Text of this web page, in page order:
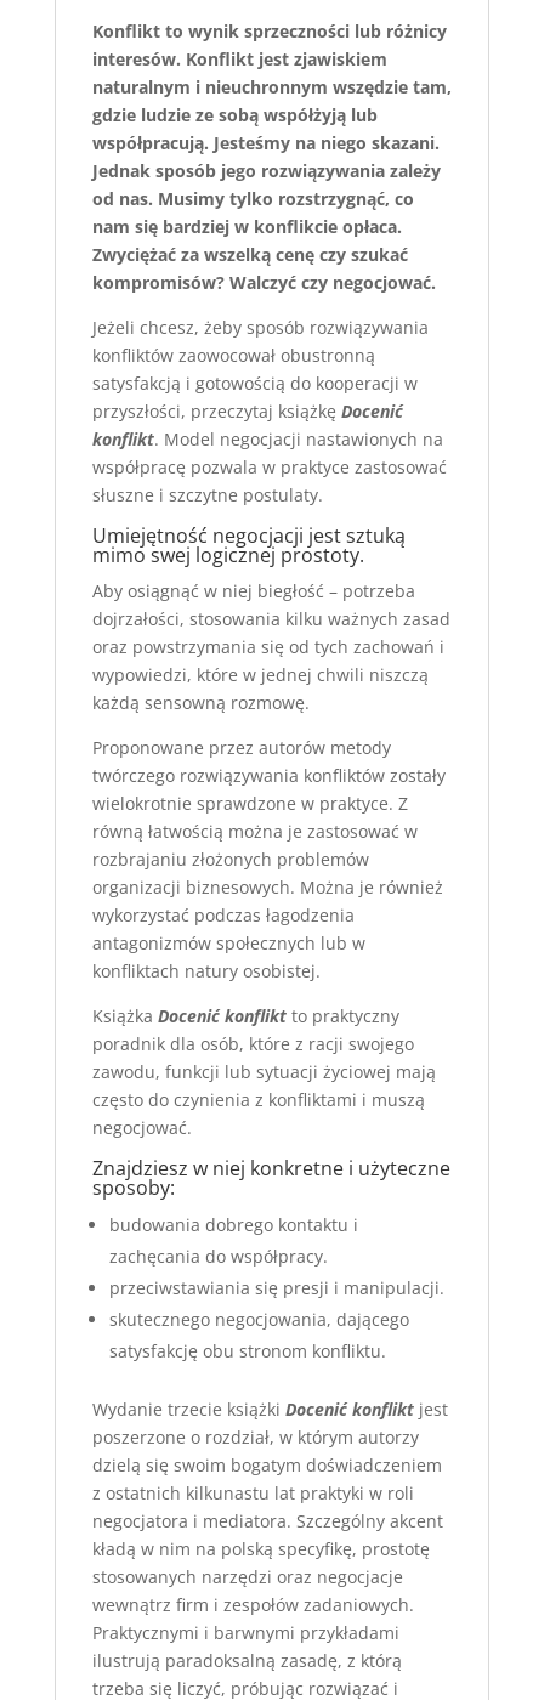
Konflikt to wynik sprzeczności lub różnicy
interesów. Konflikt jest zjawiskiem
naturalnym i nieuchronnym wszędzie tam,
gdzie ludzie ze sobą współżyją lub
współpracują. Jesteśmy na niego skazani.
Jednak sposób jego rozwiązywania zależy
od nas. Musimy tylko rozstrzygnąć, co
nam się bardziej w konflikcie opłaca.
Zwyciężać za wszelką cenę czy szukać
kompromisów? Walczyć czy negocjować.
Jeżeli chcesz, żeby sposób rozwiązywania
konfliktów zaowocował obustronną
satysfakcją i gotowością do kooperacji w
przyszłości, przeczytaj książkę Docenić
konflikt. Model negocjacji nastawionych na
współpracę pozwala w praktyce zastosować
słuszne i szczytne postulaty.
Umiejętność negocjacji jest sztuką
mimo swej logicznej prostoty.
Aby osiągnąć w niej biegłość – potrzeba
dojrzałości, stosowania kilku ważnych zasad
oraz powstrzymania się od tych zachowań i
wypowiedzi, które w jednej chwili niszczą
każdą sensowną rozmowę.
Proponowane przez autorów metody
twórczego rozwiązywania konfliktów zostały
wielokrotnie sprawdzone w praktyce. Z
równą łatwością można je zastosować w
rozbrajaniu złożonych problemów
organizacji biznesowych. Można je również
wykorzystać podczas łagodzenia
antagonizmów społecznych lub w
konfliktach natury osobistej.
Książka Docenić konflikt to praktyczny
poradnik dla osób, które z racji swojego
zawodu, funkcji lub sytuacji życiowej mają
często do czynienia z konfliktami i muszą
negocjować.
Znajdziesz w niej konkretne i użyteczne
sposoby:
budowania dobrego kontaktu i
zachęcania do współpracy.
przeciwstawiania się presji i manipulacji.
skutecznego negocjowania, dającego
satysfakcję obu stronom konfliktu.
Wydanie trzecie książki Docenić konflikt jest
poszerzone o rozdział, w którym autorzy
dzielą się swoim bogatym doświadczeniem
z ostatnich kilkunastu lat praktyki w roli
negocjatora i mediatora. Szczególny akcent
kładą w nim na polską specyfikę, prostotę
stosowanych narzędzi oraz negocjacje
wewnątrz firm i zespołów zadaniowych.
Praktycznymi i barwnymi przykładami
ilustrują paradoksalną zasadę, z którą
trzeba się liczyć, próbując rozwiązać i